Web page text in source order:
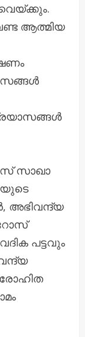
ആത്മിയ
സാഖാ
അഭിവന്ദ്യ
പട്ടവും